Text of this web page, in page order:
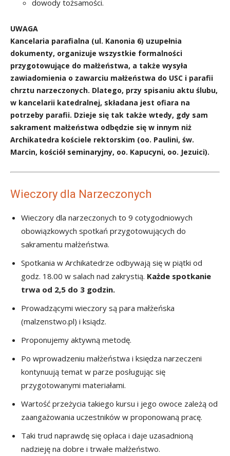
dowody tożsamości.
UWAGA
Kancelaria parafialna (ul. Kanonia 6) uzupełnia
dokumenty, organizuje wszystkie formalności
przygotowujące do małżeństwa, a także wysyła
zawiadomienia o zawarciu małżeństwa do USC i parafii
chrztu narzeczonych. Dlatego, przy spisaniu aktu ślubu,
w kancelarii katedralnej, składana jest ofiara na
potrzeby parafii. Dzieje się tak także wtedy, gdy sam
sakrament małżeństwa odbędzie się w innym niż
Archikatedra kościele rektorskim (oo. Paulini, św.
Marcin, kościół seminaryjny, oo. Kapucyni, oo. Jezuici).
Wieczory dla Narzeczonych
Wieczory dla narzeczonych to 9 cotygodniowych
obowiązkowych spotkań przygotowujących do
sakramentu małżeństwa.
Spotkania w Archikatedrze odbywają się w piątki od
godz. 18.00 w salach nad zakrystią. Każde spotkanie
trwa od 2,5 do 3 godzin.
Prowadzącymi wieczory są para małżeńska
(malzenstwo.pl) i ksiądz.
Proponujemy aktywną metodę.
Po wprowadzeniu małżeństwa i księdza narzeczeni
kontynuują temat w parze posługując się
przygotowanymi materiałami.
Wartość przeżycia takiego kursu i jego owoce zależą od
zaangażowania uczestników w proponowaną pracę.
Taki trud naprawdę się opłaca i daje uzasadnioną
nadzieję na dobre i trwałe małżeństwo.